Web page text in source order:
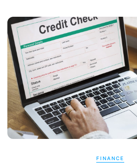
FINANCE